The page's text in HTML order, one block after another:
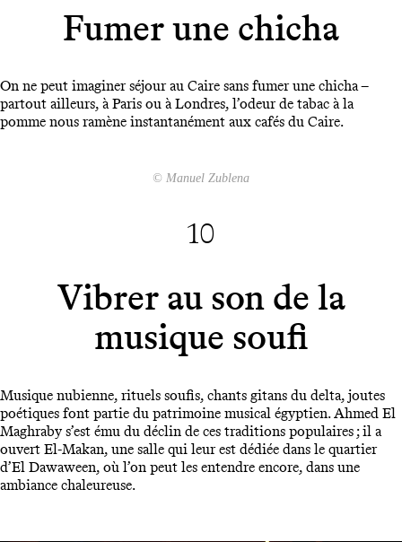
Fumer une chicha
On ne peut imaginer séjour au Caire sans fumer une chicha –
partout ailleurs, à Paris ou à Londres, l’odeur de tabac à la
pomme nous ramène instantanément aux cafés du Caire.
© Manuel Zublena
10
Vibrer au son de la
musique soufi
Musique nubienne, rituels soufis, chants gitans du delta, joutes
poétiques font partie du patrimoine musical égyptien. Ahmed El
Maghraby s’est ému du déclin de ces traditions populaires ; il a
ouvert El-Makan, une salle qui leur est dédiée dans le quartier
d’El Dawaween, où l’on peut les entendre encore, dans une
ambiance chaleureuse.